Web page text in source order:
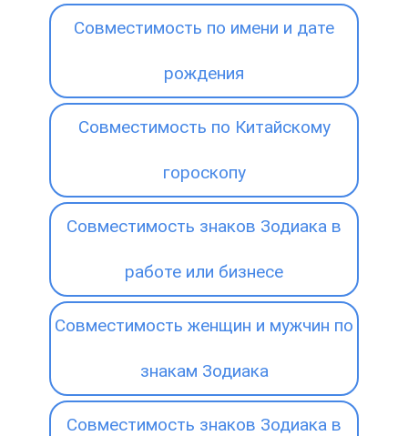
Совместимость по имени и дате
рождения
Совместимость по Китайскому
гороскопу
Совместимость знаков Зодиака в
работе или бизнесе
Совместимость женщин и мужчин по
знакам Зодиака
Совместимость знаков Зодиака в